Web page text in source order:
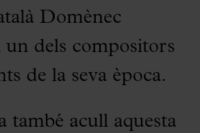
Domènec
un dels compositors
de la seva època.
també acull aquesta